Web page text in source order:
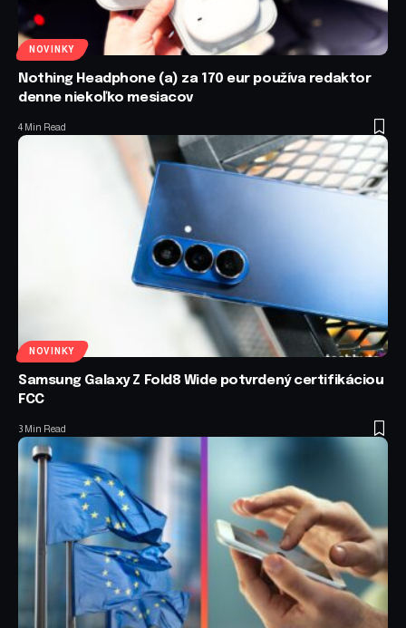
NOVINKY
Nothing Headphone (a) za 170 eur používa redaktor
denne niekoľko mesiacov
4 Min Read
NOVINKY
Samsung Galaxy Z Fold8 Wide potvrdený certifikáciou
FCC
3 Min Read